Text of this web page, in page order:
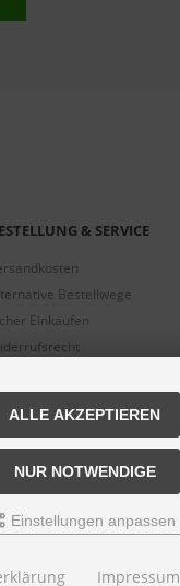
& SERVICE
Bestellwege
Einkaufen
erklären
ALLE AKZEPTIEREN
NUR NOTWENDIGE
Einstellungen anpassen
Impressum